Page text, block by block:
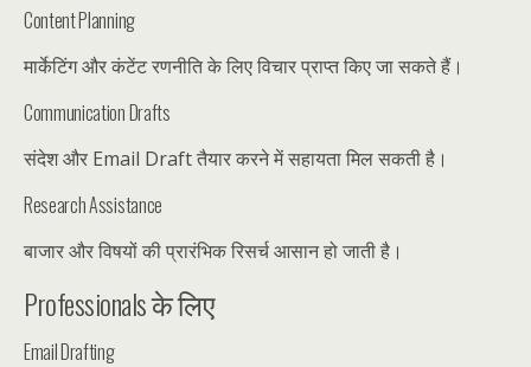
Content Planning
मार्केटिंग और कंटेंट रणनीति के लिए विचार प्राप्त किए जा सकते हैं।
Communication Drafts
संदेश और Email Draft तैयार करने में सहायता मिल सकती है।
Research Assistance
बाजार और विषयों की प्रारंभिक रिसर्च आसान हो जाती है।
Professionals के लिए
Email Drafting